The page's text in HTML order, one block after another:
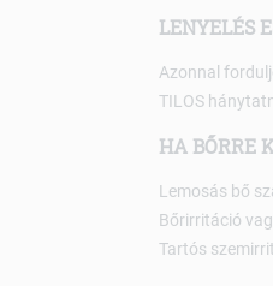
LENYELÉS
Azonnal
TILOS
HA BŐRRE
Lemosás bő
Bőrirritáció
Tartós